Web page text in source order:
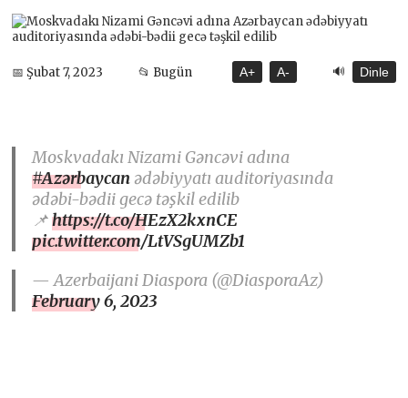
📅 Şubat 7, 2023 📂 Bugün A+ A- 🔊 Dinle
Moskvadakı Nizami Gəncəvi adına
#Azərbaycan ədəbiyyatı auditoriyasında
ədəbi-bədii gecə təşkil edilib
📌https://t.co/HEzX2kxnCE
pic.twitter.com/LtVSgUMZb1
— Azerbaijani Diaspora (@DiasporaAz)
February 6, 2023